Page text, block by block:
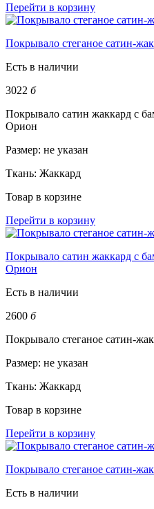
Перейти в корзину
Покрывало стеганое сатин-
Есть в наличии
3022 б
Покрывало сатин жаккард с
Орион
Размер: не указан
Ткань: Жаккард
Товар в корзине
Перейти в корзину
Покрывало сатин жаккард с
Орион
Есть в наличии
2600 б
Покрывало стеганое сатин-
Размер: не указан
Ткань: Жаккард
Товар в корзине
Перейти в корзину
Покрывало стеганое сатин-
Есть в наличии